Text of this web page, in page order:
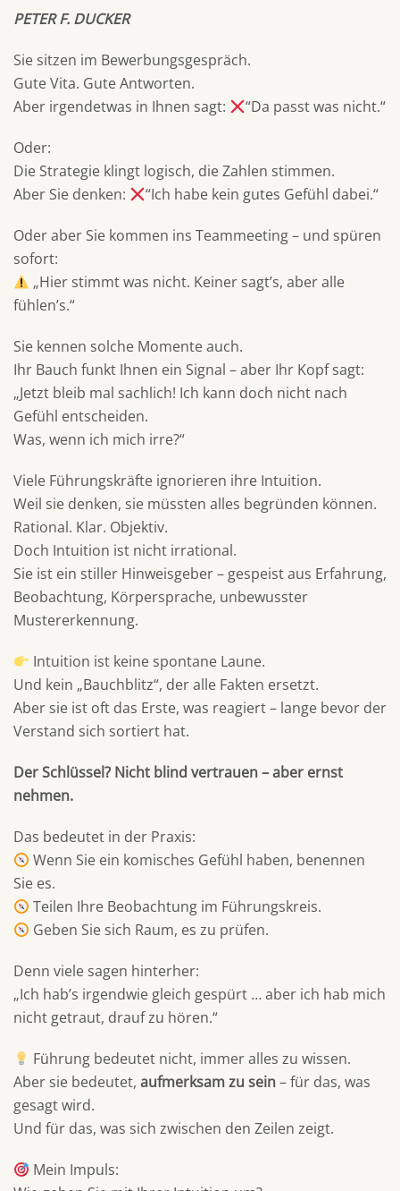
PETER F. DUCKER
Sie sitzen im Bewerbungsgespräch.
Gute Vita. Gute Antworten.
Aber irgendetwas in Ihnen sagt:
“Da passt was nicht.“
Oder:
Die Strategie klingt logisch, die Zahlen stimmen.
Aber Sie denken:
“Ich habe kein gutes Gefühl dabei.“
Oder aber Sie kommen ins Teammeeting – und spüren
sofort:
„Hier stimmt was nicht. Keiner sagt’s, aber alle
fühlen’s.“
Sie kennen solche Momente auch.
Ihr Bauch funkt Ihnen ein Signal – aber Ihr Kopf sagt:
„Jetzt bleib mal sachlich! Ich kann doch nicht nach
Gefühl entscheiden.
Was, wenn ich mich irre?“
Viele Führungskräfte ignorieren ihre Intuition.
Weil sie denken, sie müssten alles begründen können.
Rational. Klar. Objektiv.
Doch Intuition ist nicht irrational.
Sie ist ein stiller Hinweisgeber – gespeist aus Erfahrung,
Beobachtung, Körpersprache, unbewusster
Mustererkennung.
Intuition ist keine spontane Laune.
Und kein „Bauchblitz“, der alle Fakten ersetzt.
Aber sie ist oft das Erste, was reagiert – lange bevor der
Verstand sich sortiert hat.
Der Schlüssel? Nicht blind vertrauen – aber ernst
nehmen.
Das bedeutet in der Praxis:
Wenn Sie ein komisches Gefühl haben, benennen
Sie es.
Teilen Ihre Beobachtung im Führungskreis.
Geben Sie sich Raum, es zu prüfen.
Denn viele sagen hinterher:
„Ich hab’s irgendwie gleich gespürt … aber ich hab mich
nicht getraut, drauf zu hören.“
Führung bedeutet nicht, immer alles zu wissen.
Aber sie bedeutet, aufmerksam zu sein– für das, was
gesagt wird.
Und für das, was sich zwischen den Zeilen zeigt.
Mein Impuls: